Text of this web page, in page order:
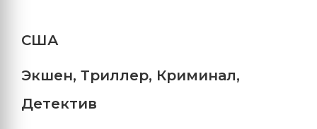
США
Экшен, Триллер, Криминал,
Детектив